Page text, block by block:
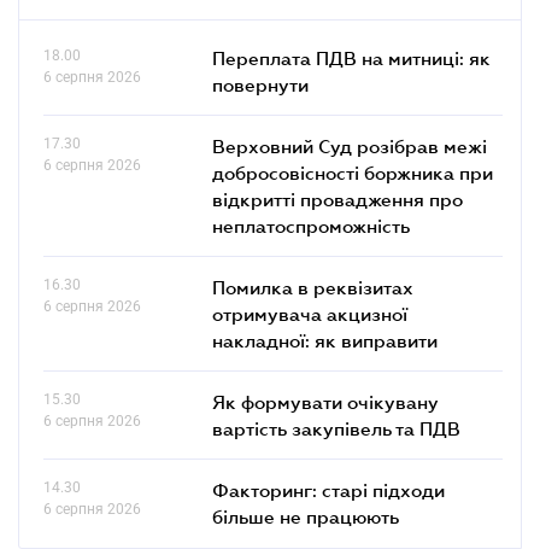
18.00
6 серпня 2026
Переплата ПДВ на митниці: як
повернути
17.30
6 серпня 2026
Верховний Суд розібрав межі
добросовісності боржника при
відкритті провадження про
неплатоспроможність
16.30
6 серпня 2026
Помилка в реквізитах
отримувача акцизної
накладної: як виправити
15.30
6 серпня 2026
Як формувати очікувану
вартість закупівель та ПДВ
14.30
6 серпня 2026
Факторинг: старі підходи
більше не працюють